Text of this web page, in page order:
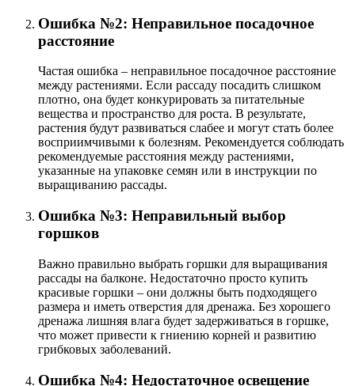
Ошибка №2: Неправильное посадочное
расстояние
Частая ошибка – неправильное посадочное расстояние
между растениями. Если рассаду посадить слишком
плотно, она будет конкурировать за питательные
вещества и пространство для роста. В результате,
растения будут развиваться слабее и могут стать более
восприимчивыми к болезням. Рекомендуется соблюдать
рекомендуемые расстояния между растениями,
указанные на упаковке семян или в инструкции по
выращиванию рассады.
Ошибка №3: Неправильный выбор
горшков
Важно правильно выбрать горшки для выращивания
рассады на балконе. Недостаточно просто купить
красивые горшки – они должны быть подходящего
размера и иметь отверстия для дренажа. Без хорошего
дренажа лишняя влага будет задерживаться в горшке,
что может привести к гниению корней и развитию
грибковых заболеваний.
Ошибка №4: Недостаточное освещение